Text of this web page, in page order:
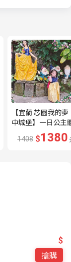
【宜蘭 芯園我的夢
中城堡】一日公主
驗券---🔥含歐式下
午茶及換裝🔥
1408 $1380
$
搶購